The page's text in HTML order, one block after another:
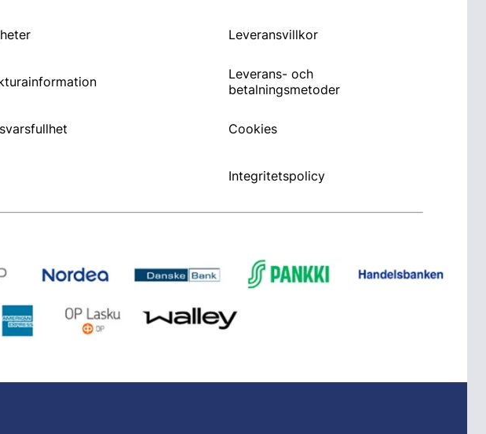
Leveransvillkor
Leverans- och
betalningsmetoder
Cookies
Integritetspolicy